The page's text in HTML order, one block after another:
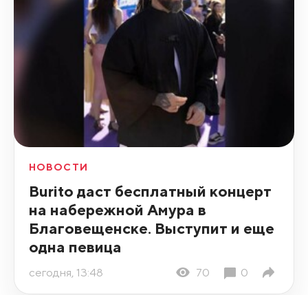
НОВОСТИ
Burito даст бесплатный концерт
на набережной Амура в
Благовещенске. Выступит и еще
одна певица
сегодня, 13:48 70 0